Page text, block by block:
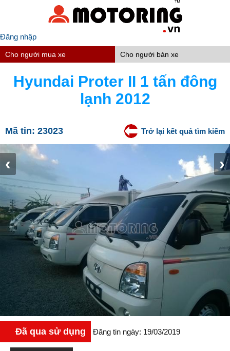
Đăng nhập
Cho người mua xe Cho người bán xe
Hyundai Proter II 1 tấn đông
lạnh 2012
Mã tin: 23023 Trở lại kết quả tìm kiếm
‹ ›
Đã qua sử dụng Đăng tin ngày: 19/03/2019